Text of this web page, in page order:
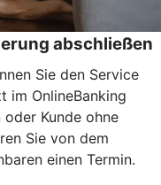
abschließen
Sie den Service
im OnlineBanking
oder Kunde ohne
Sie von dem
einen Termin.